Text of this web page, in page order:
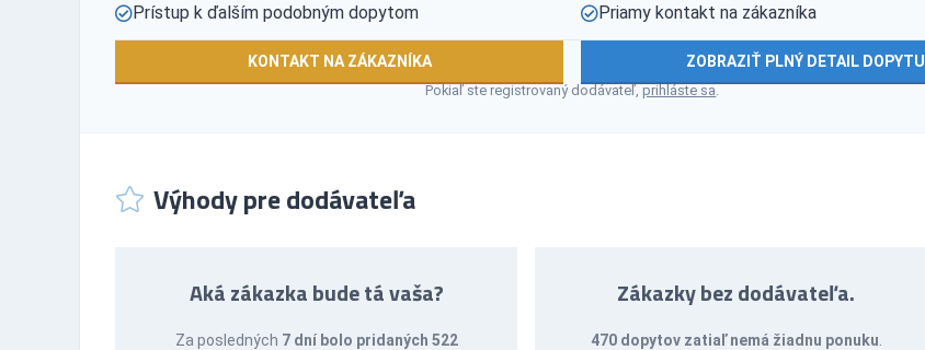
Prístup k ďalším podobným dopytom
Priamy kontakt na zákazníka
KONTAKT NA ZÁKAZNÍKA ZOBRAZIŤ PLNÝ DETAIL DOPYTU
Pokiaľ ste registrovaný dodávateľ,prihláste sa.
Výhody pre dodávateľa
Aká zákazka bude tá vaša?
Za posledných 7 dní bolo pridaných 522
Zákazky bez dodávateľa.
470 dopytov zatiaľ nemá žiadnu ponuku